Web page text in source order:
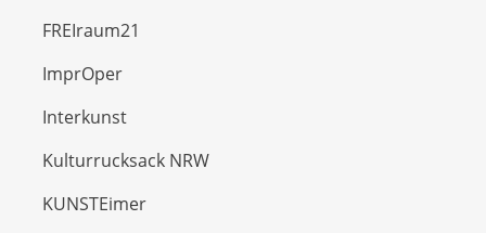
FREIraum21
ImprOper
Interkunst
Kulturrucksack NRW
KUNSTEimer